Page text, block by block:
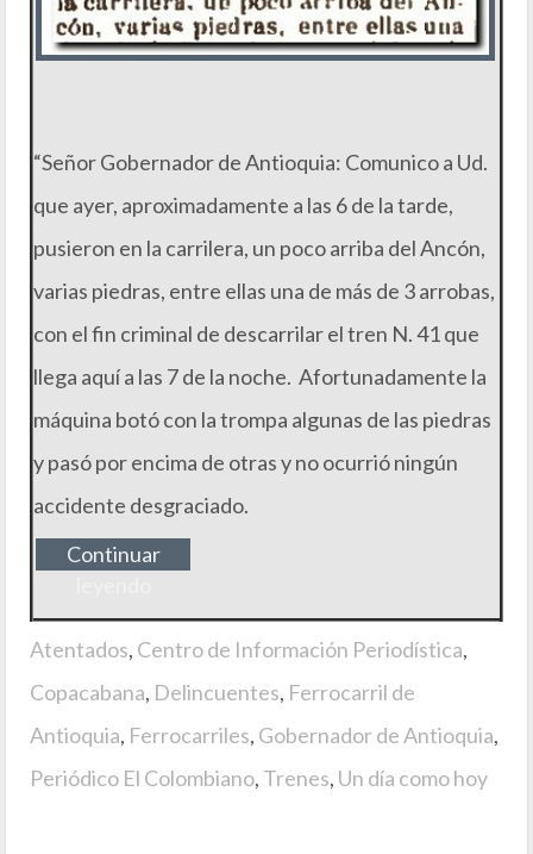
“Señor Gobernador de Antioquia: Comunico a Ud.
que ayer, aproximadamente a las 6 de la tarde,
pusieron en la carrilera, un poco arriba del Ancón,
varias piedras, entre ellas una de más de 3 arrobas,
con el fin criminal de descarrilar el tren N. 41 que
llega aquí a las 7 de la noche. Afortunadamente la
máquina botó con la trompa algunas de las piedras
y pasó por encima de otras y no ocurrió ningún
accidente desgraciado.
Continuar
Atentados, Centro de Información Periodística,
Copacabana, Delincuentes, Ferrocarril de
Antioquia, Ferrocarriles, Gobernador de Antioquia,
Periódico El Colombiano, Trenes, Un día como hoy